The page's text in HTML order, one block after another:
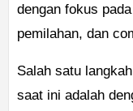
dengan fokus
pemilahan, dan
Salah satu
saat ini adalah